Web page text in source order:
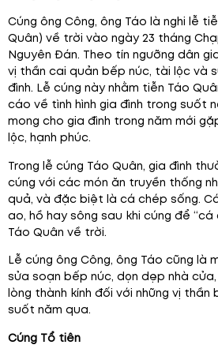
Cúng ông Công, ông Táo là nghi lễ
Quân) về trời vào ngày 23 tháng
Nguyên Đán. Theo tín ngưỡng dân
vị thần cai quản bếp núc, tài lộc và
đình. Lễ cúng này nhằm tiễn Táo
cáo về tình hình gia đình trong suốt
mong cho gia đình trong năm mới
lộc, hạnh phúc.
Trong lễ cúng Táo Quân, gia đình
cúng với các món ăn truyền thống
quả, và đặc biệt là cá chép sống.
ao, hồ hay sông sau khi cúng để
Táo Quân về trời.
Lễ cúng ông Công, ông Táo cũng là
sửa soạn bếp núc, dọn dẹp nhà
lòng thành kính đối với những vị
suốt năm qua.
Cúng Tổ tiên